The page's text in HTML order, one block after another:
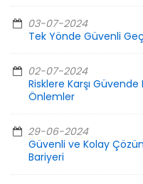
03-07-2024
Tek Yönde Güvenli
02-07-2024
Risklere Karşı
Önlemler
29-06-2024
Güvenli ve Kolay
Bariyeri